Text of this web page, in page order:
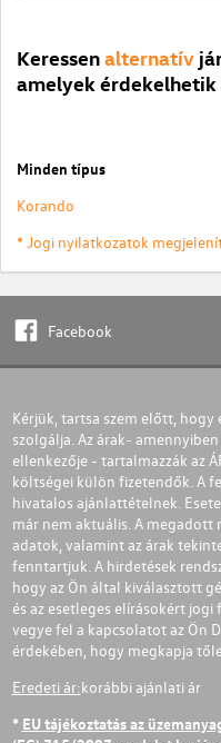
Keressenalternatív
amelyek érdekelhetik
Minden típus
Korando
* Jogi nyilatkozatok
Facebook
Kérjük, tartsa szem előtt, hogy
szolgálja. Az árak-
ellenkezője - tartalmazzák az
költségei külön fizetendők. A
hivatalos ajánlattételnek.
már nem aktuális. A megadott
adatok, valamint az árak
fenntartjuk. A hirdetések
hogy az Ön által kiválasztott
és az esetleges elírásokért
vegye fel a kapcsolatot az Ön
érdekében, hogy megkapja
Eredeti ár:korábbi ajánlati ár
* EU tájékoztatás az